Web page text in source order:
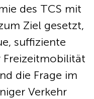
des TCS mit
Ziel gesetzt,
suffiziente
Freizeitmobilität
die Frage im
Verkehr